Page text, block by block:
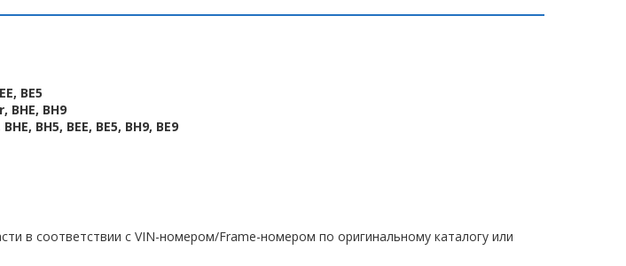
BE5
BHE, BH9
BH5, BEE, BE5, BH9, BE9
в соответствии с VIN-номером/Frame-номером по оригинальному каталогу или